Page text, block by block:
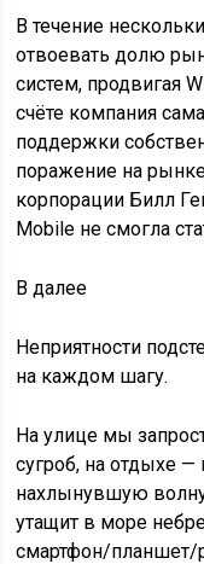
В течение
отвоевать долю
систем, продвигая
счёте компания
поддержки
поражение на
корпорации Билл
Mobile не смогла
Вдалее
Неприятности
на каждом шагу.
На улице мы
сугроб, на отдыхе —
нахлынувшую
утащит в море
смартфон/планшет/